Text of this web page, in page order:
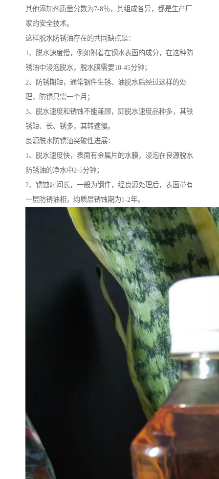
其他添加剂质量分数为7-8％，其组成各异，都是生产厂
家的安全技术。
这样脱水防锈油存在的共同缺点是：
1、脱水速度慢，例如附着在钢水表面的成分，在这种防
锈油中浸泡脱水，脱水膜需要10-45分钟；
2、防锈期短，通常钢件生锈、油脱水后经过这样的处
理，防锈只需一个月；
3、脱水速度和锈蚀不能兼顾，即脱水速度品种多，其铁
锈短、长、锈多，其转速慢。
良源脱水防锈油突破性进展：
1、脱水速度快，表面有金属片的水膜，浸泡在良源脱水
防锈油的净水中2-5分钟；
2、锈蚀时间长，一般为钢件，经良源处理后，表面带有
一层防锈油相，均质层锈蚀期为1-2年。